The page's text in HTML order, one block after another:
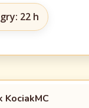
22 h
KociakMC